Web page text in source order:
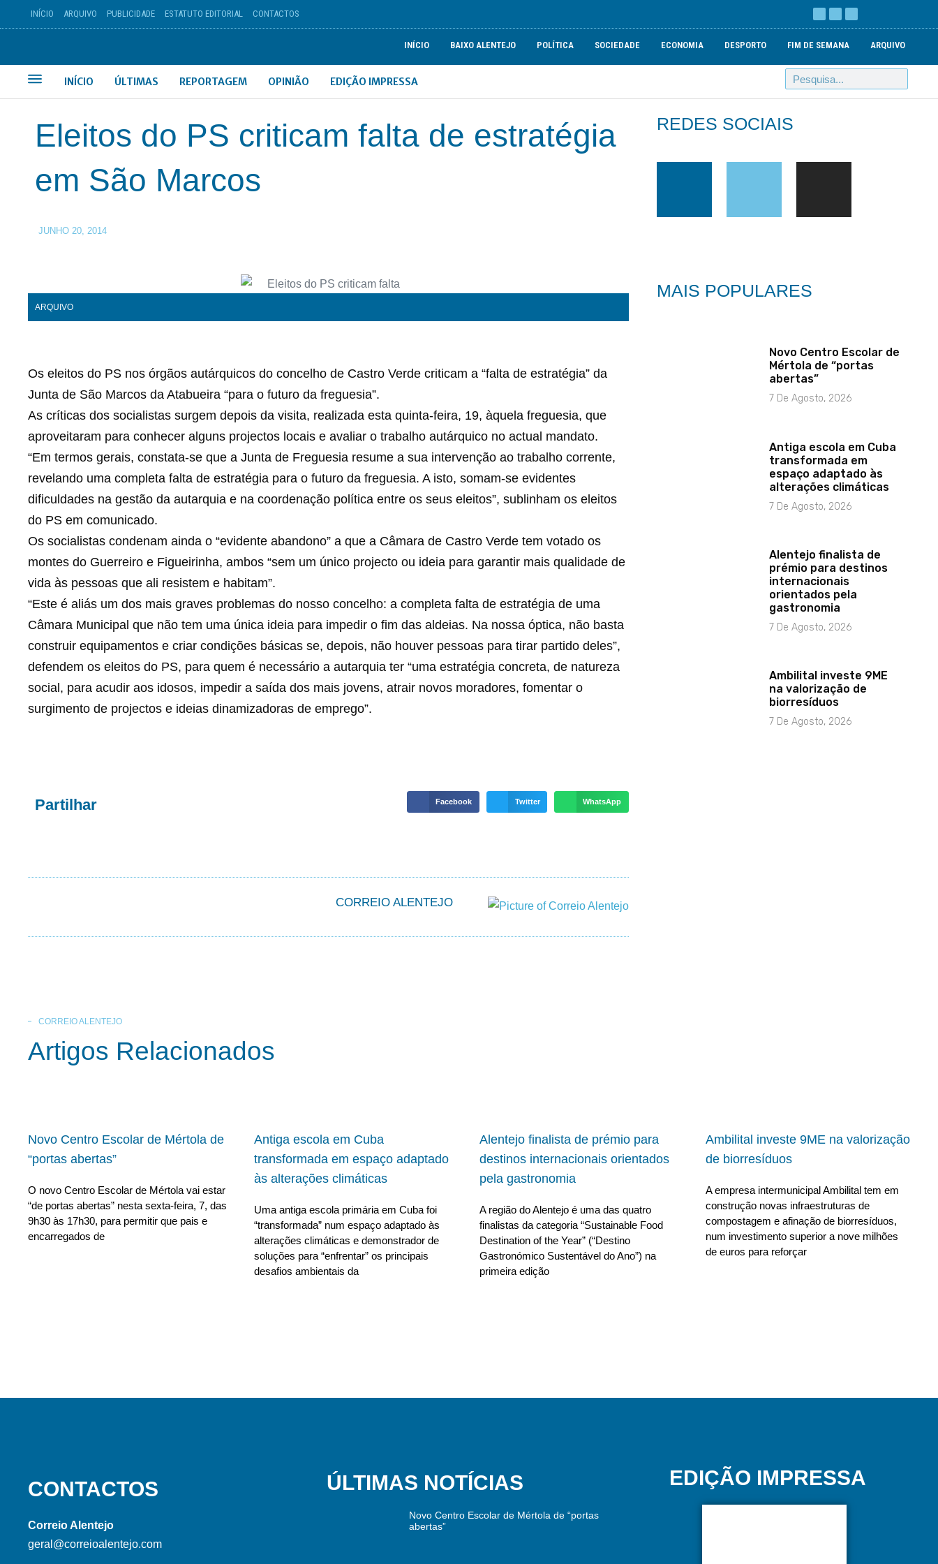
INÍCIO ARQUIVO PUBLICIDADE ESTATUTO EDITORIAL CONTACTOS
INÍCIO BAIXO ALENTEJO POLÍTICA SOCIEDADE ECONOMIA DESPORTO FIM DE SEMANA ARQUIVO
INÍCIO ÚLTIMAS REPORTAGEM OPINIÃO EDIÇÃO IMPRESSA
Eleitos do PS criticam falta de estratégia
em São Marcos
JUNHO 20, 2014
ARQUIVO
Os eleitos do PS nos órgãos autárquicos do concelho de Castro Verde criticam a “falta de estratégia” da
Junta de São Marcos da Atabueira “para o futuro da freguesia”.
As críticas dos socialistas surgem depois da visita, realizada esta quinta-feira, 19, àquela freguesia, que
aproveitaram para conhecer alguns projectos locais e avaliar o trabalho autárquico no actual mandato.
“Em termos gerais, constata-se que a Junta de Freguesia resume a sua intervenção ao trabalho corrente,
revelando uma completa falta de estratégia para o futuro da freguesia. A isto, somam-se evidentes
dificuldades na gestão da autarquia e na coordenação política entre os seus eleitos”, sublinham os eleitos
do PS em comunicado.
Os socialistas condenam ainda o “evidente abandono” a que a Câmara de Castro Verde tem votado os
montes do Guerreiro e Figueirinha, ambos “sem um único projecto ou ideia para garantir mais qualidade de
vida às pessoas que ali resistem e habitam”.
“Este é aliás um dos mais graves problemas do nosso concelho: a completa falta de estratégia de uma
Câmara Municipal que não tem uma única ideia para impedir o fim das aldeias. Na nossa óptica, não basta
construir equipamentos e criar condições básicas se, depois, não houver pessoas para tirar partido deles”,
defendem os eleitos do PS, para quem é necessário a autarquia ter “uma estratégia concreta, de natureza
social, para acudir aos idosos, impedir a saída dos mais jovens, atrair novos moradores, fomentar o
surgimento de projectos e ideias dinamizadoras de emprego”.
Partilhar Facebook Twitter WhatsApp
CORREIO ALENTEJO
REDES SOCIAIS
MAIS POPULARES
Novo Centro Escolar de
Mértola de “portas
abertas”
7 De Agosto, 2026
Antiga escola em Cuba
transformada em
espaço adaptado às
alterações climáticas
7 De Agosto, 2026
Alentejo finalista de
prémio para destinos
internacionais
orientados pela
gastronomia
7 De Agosto, 2026
Ambilital investe 9ME
na valorização de
biorresíduos
7 De Agosto, 2026
CORREIO ALENTEJO
Artigos Relacionados
Novo Centro Escolar de Mértola de
“portas abertas”
O novo Centro Escolar de Mértola vai estar
“de portas abertas” nesta sexta-feira, 7, das
9h30 às 17h30, para permitir que pais e
encarregados de
Antiga escola em Cuba
transformada em espaço adaptado
às alterações climáticas
Uma antiga escola primária em Cuba foi
“transformada” num espaço adaptado às
alterações climáticas e demonstrador de
soluções para “enfrentar” os principais
desafios ambientais da
Alentejo finalista de prémio para
destinos internacionais orientados
pela gastronomia
A região do Alentejo é uma das quatro
finalistas da categoria “Sustainable Food
Destination of the Year” (“Destino
Gastronómico Sustentável do Ano”) na
primeira edição
Ambilital investe 9ME na valorização
de biorresíduos
A empresa intermunicipal Ambilital tem em
construção novas infraestruturas de
compostagem e afinação de biorresíduos,
num investimento superior a nove milhões
de euros para reforçar
CONTACTOS
Correio Alentejo
geral@correioalentejo.com
ÚLTIMAS NOTÍCIAS
Novo Centro Escolar de Mértola de “portas
abertas”
EDIÇÃO IMPRESSA